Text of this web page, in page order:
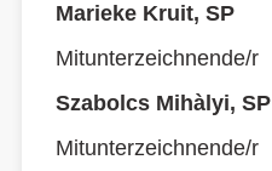
Marieke Kruit, SP
Mitunterzeichnende/r
Szabolcs Mihàlyi, SP
Mitunterzeichnende/r